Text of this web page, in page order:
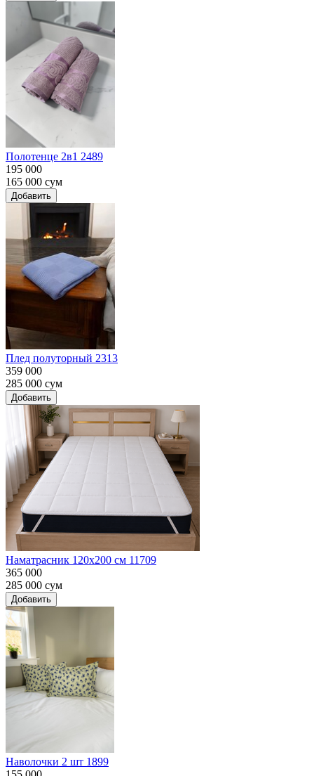
Полотенце 2в1 2489
195 000
165 000 сум
Добавить
Плед полуторный 2313
359 000
285 000 сум
Добавить
Наматрасник 120х200 см 11709
365 000
285 000 сум
Добавить
Наволочки 2 шт 1899